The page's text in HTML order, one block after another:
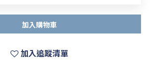
加入購物車
加入追蹤清單